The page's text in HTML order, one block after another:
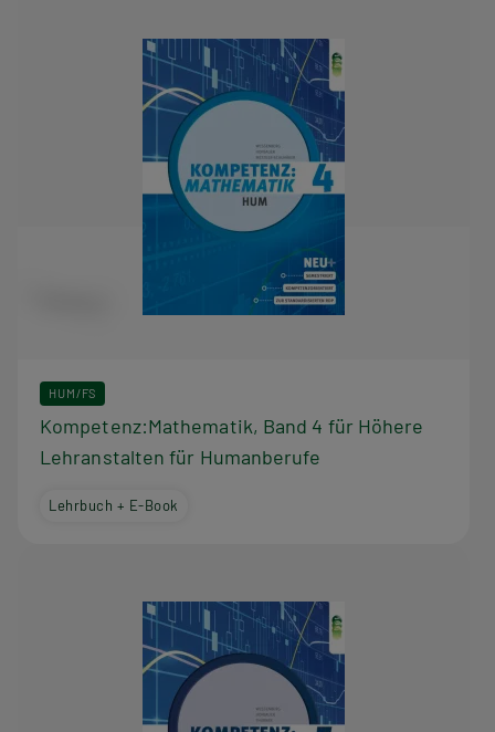
HUM/FS
Kompetenz:Mathematik, Band 4 für Höhere
Lehranstalten für Humanberufe
Lehrbuch + E-Book